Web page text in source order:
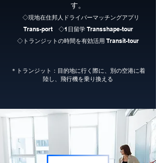
す。
◇現地在住邦人ドライバーマッチングアプリ
Trans-port ◇1日留学 Transshape-tour
◇トランジットの時間を有効活用 Transit-tour
＊トランジット：目的地に行く際に、別の空港に着
陸し、飛行機を乗り換える